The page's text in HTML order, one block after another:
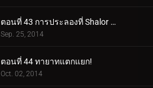
ตอนที่ 43 การประลองที่ Shalor Gym!
Sep. 25, 2014
ตอนที่ 44 ทายาทแตกแยก!
Oct. 02, 2014